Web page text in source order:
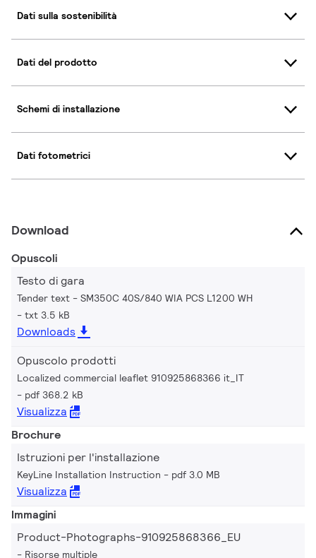
Dati sulla sostenibilità
Dati del prodotto
Schemi di installazione
Dati fotometrici
Download
Opuscoli
Testo di gara
Tender text - SM350C 40S/840 WIA PCS L1200 WH
txt 3.5 kB
Downloads
Opuscolo prodotti
Localized commercial leaflet 910925868366 it_IT
pdf 368.2 kB
Visualizza
Brochure
Istruzioni per l'installazione
KeyLine Installation Instruction pdf 3.0 MB
Visualizza
Immagini
Product-Photographs-910925868366_EU
Risorse multiple